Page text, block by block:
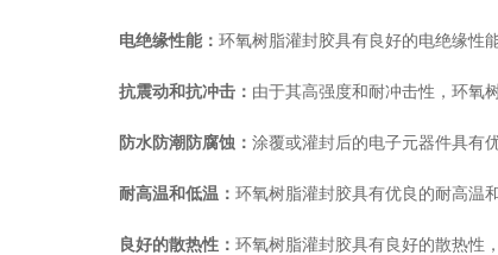
电绝缘性能：环氧树脂灌封胶具有良好的电绝缘性
抗震动和抗冲击： 由于其高强度和耐冲击性，环氧
防水防潮防腐蚀：涂覆或灌封后的电子元器件具有
耐高温和低温：环氧树脂灌封胶具有优良的耐高温
良好的散热性：环氧树脂灌封胶具有良好的散热性